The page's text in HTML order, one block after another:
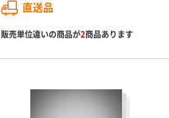
直送品
販売単位違いの商品が2商品あります